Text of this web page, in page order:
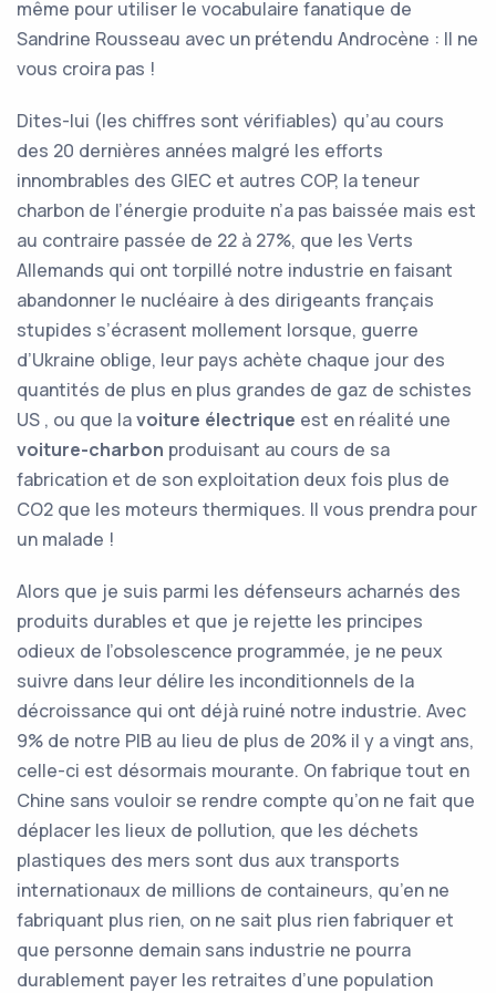
même pour utiliser le vocabulaire fanatique de
Sandrine Rousseau avec un prétendu Androcène : Il ne
vous croira pas !
Dites-lui (les chiffres sont vérifiables) qu’au cours
des 20 dernières années malgré les efforts
innombrables des GIEC et autres COP, la teneur
charbon de l’énergie produite n’a pas baissée mais est
au contraire passée de 22 à 27%, que les Verts
Allemands qui ont torpillé notre industrie en faisant
abandonner le nucléaire à des dirigeants français
stupides s’écrasent mollement lorsque, guerre
d’Ukraine oblige, leur pays achète chaque jour des
quantités de plus en plus grandes de gaz de schistes
US , ou que lavoiture électrique est en réalité une
voiture-charbon produisant au cours de sa
fabrication et de son exploitation deux fois plus de
CO2 que les moteurs thermiques. Il vous prendra pour
un malade !
Alors que je suis parmi les défenseurs acharnés des
produits durables et que je rejette les principes
odieux de l’obsolescence programmée, je ne peux
suivre dans leur délire les inconditionnels de la
décroissance qui ont déjà ruiné notre industrie. Avec
9% de notre PIB au lieu de plus de 20% il y a vingt ans,
celle-ci est désormais mourante. On fabrique tout en
Chine sans vouloir se rendre compte qu’on ne fait que
déplacer les lieux de pollution, que les déchets
plastiques des mers sont dus aux transports
internationaux de millions de containeurs, qu’en ne
fabriquant plus rien, on ne sait plus rien fabriquer et
que personne demain sans industrie ne pourra
durablement payer les retraites d’une population